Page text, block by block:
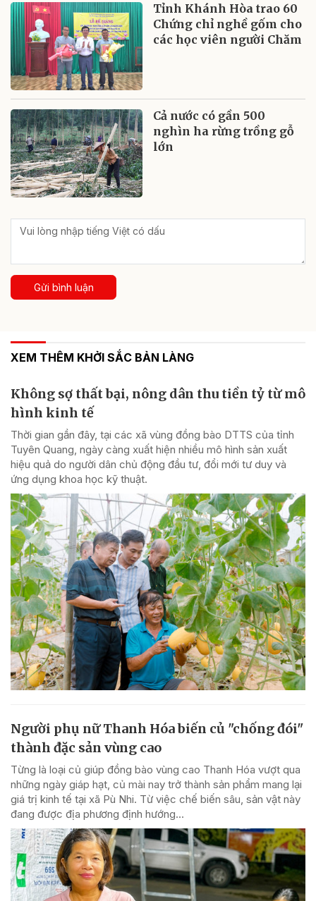
Tỉnh Khánh Hòa trao 60
Chứng chỉ nghề gốm cho
các học viên người Chăm
Cả nước có gần 500
nghìn ha rừng trồng gỗ
lớn
Gửi bình luận
XEM THÊM KHỞI SẮC BẢN LÀNG
Không sợ thất bại, nông dân thu tiền tỷ từ mô
hình kinh tế
Thời gian gần đây, tại các xã vùng đồng bào DTTS của tỉnh
Tuyên Quang, ngày càng xuất hiện nhiều mô hình sản xuất
hiệu quả do người dân chủ động đầu tư, đổi mới tư duy và
ứng dụng khoa học kỹ thuật.
Người phụ nữ Thanh Hóa biến củ "chống đói"
thành đặc sản vùng cao
Từng là loại củ giúp đồng bào vùng cao Thanh Hóa vượt qua
những ngày giáp hạt, củ mài nay trở thành sản phẩm mang lại
giá trị kinh tế tại xã Pù Nhi. Từ việc chế biến sâu, sản vật này
đang được địa phương định hướng...